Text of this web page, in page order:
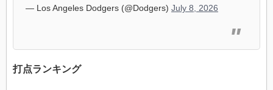
— Los Angeles Dodgers (@Dodgers) July 8, 2026
打点ランキング